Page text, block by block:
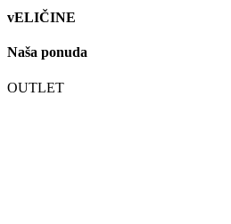
vELIČINE
Naša ponuda
OUTLET